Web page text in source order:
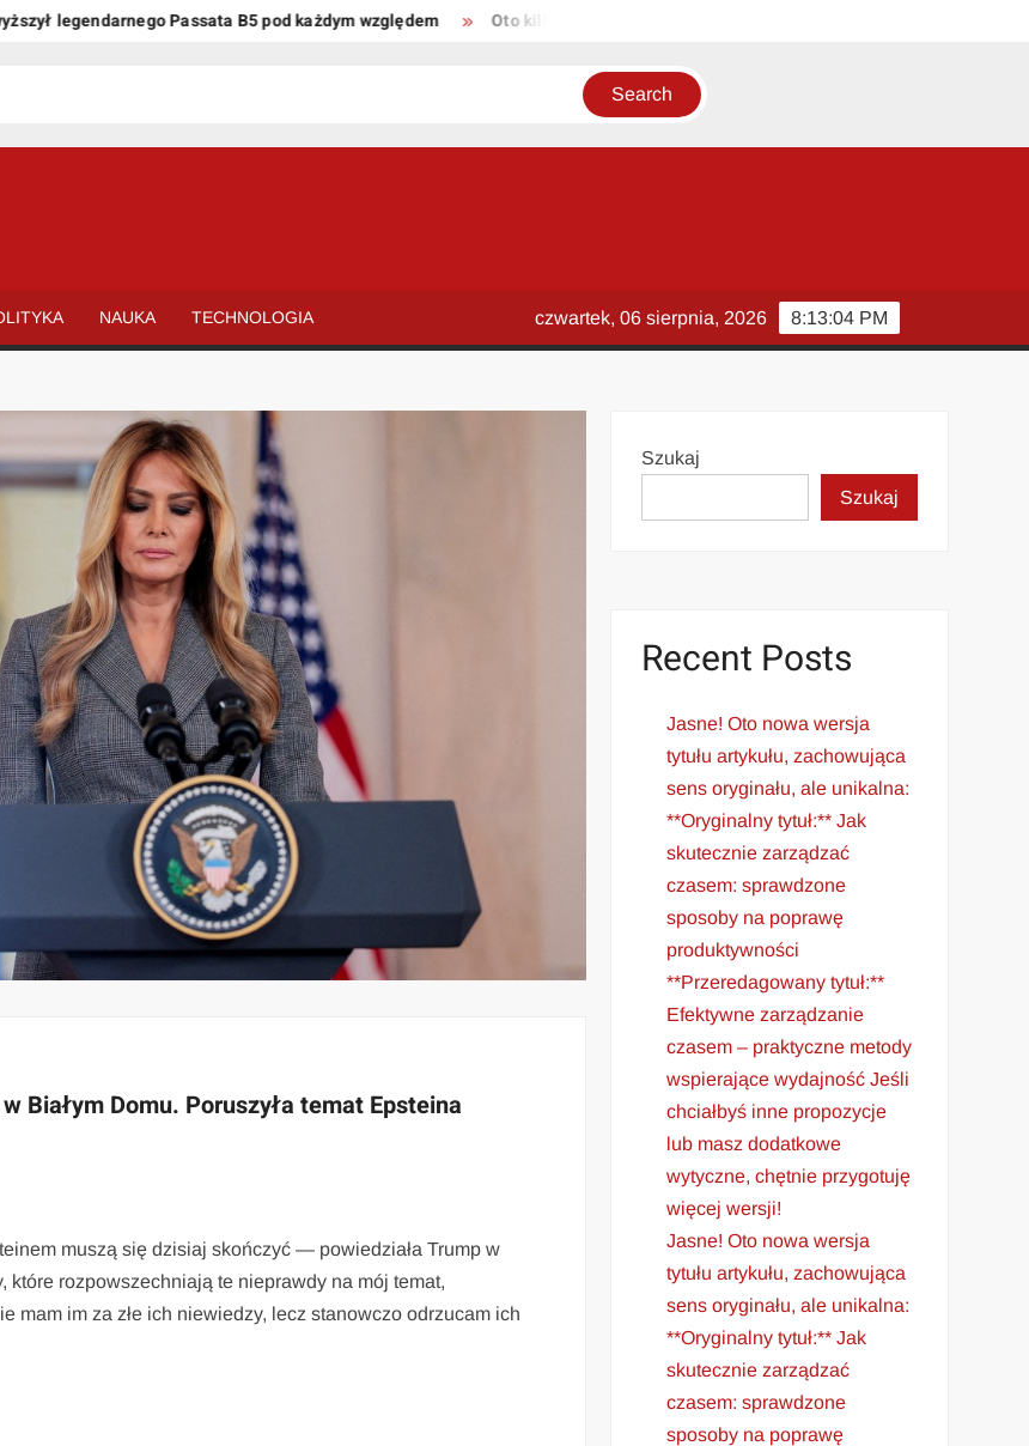
Passata B5 pod każdym względem Oto kilka propozycji unikalnych tytułów zachowujących sens oryginału: 1.
NAUKA TECHNOLOGIA 8:13:05 PM
czwartek, 06 sierpnia, 2026
Białym Domu. Poruszyła temat Epsteina
muszą się dzisiaj skończyć — powiedziała Trump w
rozpowszechniają te nieprawdy na mój temat,
mam im za złe ich niewiedzy, lecz stanowczo odrzucam ich
Szukaj
Szukaj
Recent Posts
Jasne! Oto nowa wersja
tytułu artykułu, zachowująca
sens oryginału, ale unikalna:
**Oryginalny tytuł:** Jak
skutecznie zarządzać
czasem: sprawdzone
sposoby na poprawę
produktywności
**Przeredagowany tytuł:**
Efektywne zarządzanie
czasem – praktyczne metody
wspierające wydajność Jeśli
chciałbyś inne propozycje
lub masz dodatkowe
wytyczne, chętnie przygotuję
więcej wersji!
Jasne! Oto nowa wersja
tytułu artykułu, zachowująca
sens oryginału, ale unikalna:
**Oryginalny tytuł:** Jak
skutecznie zarządzać
czasem: sprawdzone
sposoby na poprawę